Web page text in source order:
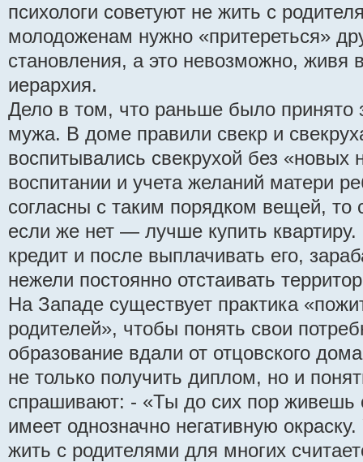
психологи советуют не жить с
молодоженам нужно «притереться»
становления, а это невозможно, живя
иерархия.
Дело в том, что раньше было принято
мужа. В доме правили свекр и
воспитывались свекрухой без «новых
воспитании и учета желаний матери
согласны с таким порядком вещей, то
если же нет — лучше купить
кредит и после выплачивать его,
нежели постоянно отстаивать
На Западе существует практика
родителей», чтобы понять свои
образование вдали от отцовского
не только получить диплом, но и
спрашивают: - «Ты до сих пор живешь
имеет однозначно негативную
жить с родителями для многих